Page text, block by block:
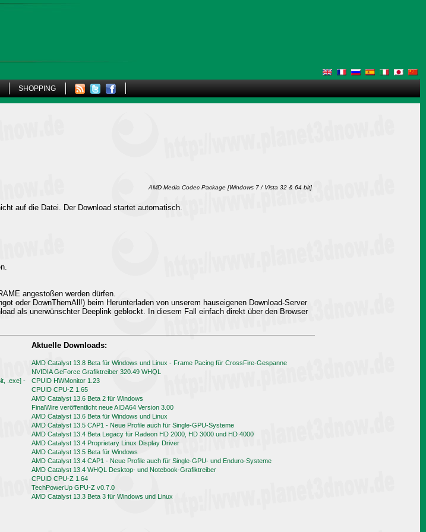
SHOPPING
AMD Media Codec Package [Windows 7 / Vista 32 & 64 bit]
auf die Datei. Der Download startet automatisch.
angestoßen werden dürfen.
oder DownThemAll!) beim Herunterladen von unserem hauseigenen Download-Server
als unerwünschter Deeplink geblockt. In diesem Fall einfach direkt über den Browser
.exe] -
Aktuelle Downloads:
AMD Catalyst 13.8 Beta für Windows und Linux - Frame Pacing für CrossFire-Gespanne
NVIDIA GeForce Grafiktreiber 320.49 WHQL
CPUID HWMonitor 1.23
CPUID CPU-Z 1.65
AMD Catalyst 13.6 Beta 2 für Windows
FinalWire veröffentlicht neue AIDA64 Version 3.00
AMD Catalyst 13.6 Beta für Windows und Linux
AMD Catalyst 13.5 CAP1 - Neue Profile auch für Single-GPU-Systeme
AMD Catalyst 13.4 Beta Legacy für Radeon HD 2000, HD 3000 und HD 4000
AMD Catalyst 13.4 Proprietary Linux Display Driver
AMD Catalyst 13.5 Beta für Windows
AMD Catalyst 13.4 CAP1 - Neue Profile auch für Single-GPU- und Enduro-Systeme
AMD Catalyst 13.4 WHQL Desktop- und Notebook-Grafiktreiber
CPUID CPU-Z 1.64
TechPowerUp GPU-Z v0.7.0
AMD Catalyst 13.3 Beta 3 für Windows und Linux